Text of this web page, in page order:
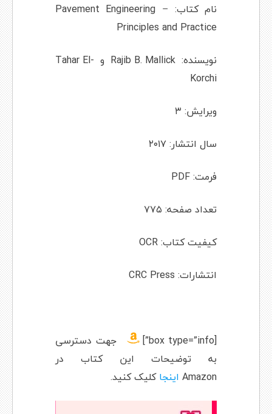
نام کتاب: Pavement Engineering –
Principles and Practice
نویسنده: Rajib B. Mallick و Tahar El-
Korchi
ویرایش: ۳
سال انتشار: ۲۰۱۷
فرمت: PDF
تعداد صفحه: ۷۷۵
کیفیت کتاب: OCR
انتشارات: CRC Press
[box type=”info”]
جهت دسترسی
به توضیحات این کتاب در
Amazon اینجاکلیک کنید.